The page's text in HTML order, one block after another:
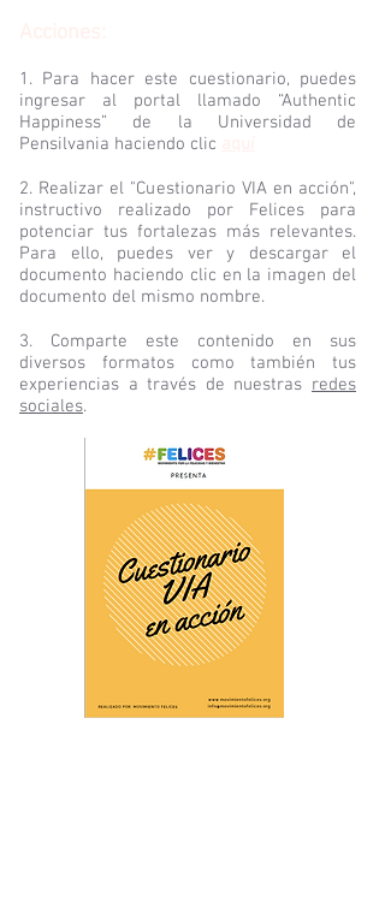
1. Para hacer este cuestionario, puedes
ingresar al portal llamado “Authentic
Happiness” de la Universidad de
Pensilvania haciendo clic
2. Realizar el "Cuestionario VIA en acción",
instructivo realizado por Felices para
potenciar tus fortalezas más relevantes.
Para ello, puedes ver y descargar el
documento haciendo clic en la imagen del
documento del mismo nombre.
3. Comparte este contenido en sus
diversos formatos como también tus
experiencias a través de nuestras redes
sociales.